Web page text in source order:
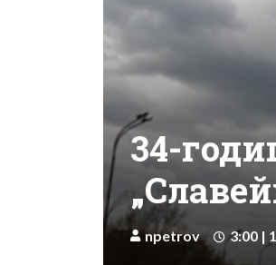
34-
npetrov 3:00 |